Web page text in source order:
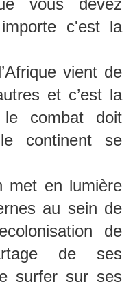
vous devez
c'est la
vient de
et c’est la
combat doit
continent se
met en lumière
au sein de
de
de ses
surfer sur ses